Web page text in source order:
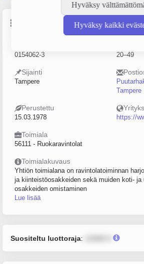
Hyväksy
Hyväksy kaikki
0154062-3 20–49
Sijainti
Tampere
Tampere
Perustettu
15.03.1978 https://
Toimiala
56111 - Ruokaravintolat
Toimialakuvaus
Yhtiön toimialana on ravintolatoiminnan
ja kiinteistöosakkeiden sekä muiden koti- ja
osakkeiden omistaminen
Lue lisää
Suositeltu luottoraja: